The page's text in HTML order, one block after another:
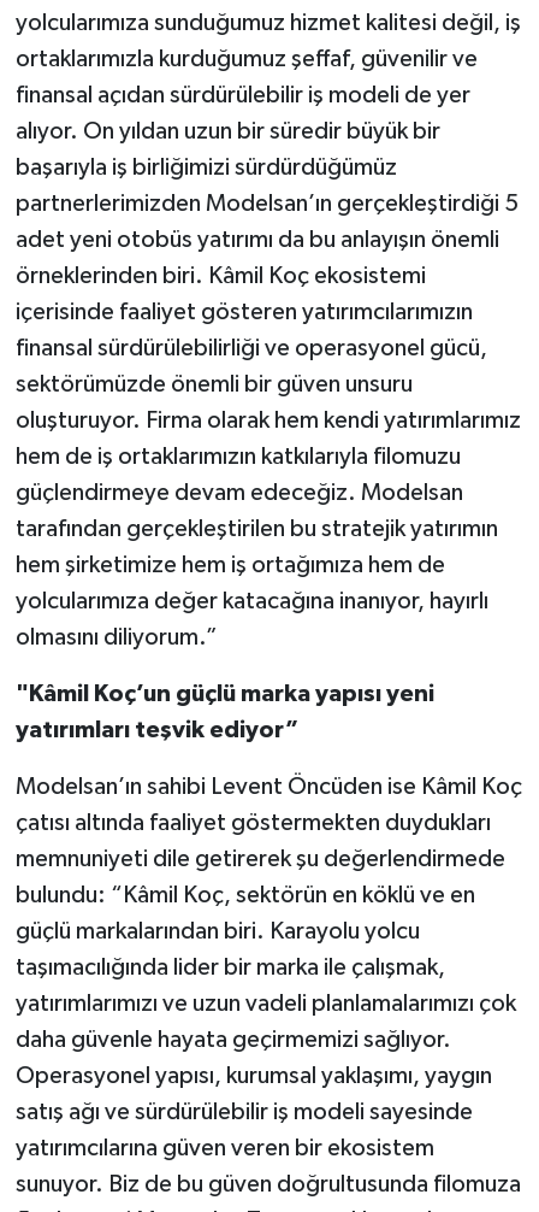
yolcularımıza sunduğumuz hizmet kalitesi değil, iş
ortaklarımızla kurduğumuz şeffaf, güvenilir ve
finansal açıdan sürdürülebilir iş modeli de yer
alıyor. On yıldan uzun bir süredir büyük bir
başarıyla iş birliğimizi sürdürdüğümüz
partnerlerimizden Modelsan’ın gerçekleştirdiği 5
adet yeni otobüs yatırımı da bu anlayışın önemli
örneklerinden biri. Kâmil Koç ekosistemi
içerisinde faaliyet gösteren yatırımcılarımızın
finansal sürdürülebilirliği ve operasyonel gücü,
sektörümüzde önemli bir güven unsuru
oluşturuyor. Firma olarak hem kendi yatırımlarımız
hem de iş ortaklarımızın katkılarıyla filomuzu
güçlendirmeye devam edeceğiz. Modelsan
tarafından gerçekleştirilen bu stratejik yatırımın
hem şirketimize hem iş ortağımıza hem de
yolcularımıza değer katacağına inanıyor, hayırlı
olmasını diliyorum.”
"Kâmil Koç’un güçlü marka yapısı yeni
yatırımları teşvik ediyor”
Modelsan’ın sahibi Levent Öncüden ise Kâmil Koç
çatısı altında faaliyet göstermekten duydukları
memnuniyeti dile getirerek şu değerlendirmede
bulundu: “Kâmil Koç, sektörün en köklü ve en
güçlü markalarından biri. Karayolu yolcu
taşımacılığında lider bir marka ile çalışmak,
yatırımlarımızı ve uzun vadeli planlamalarımızı çok
daha güvenle hayata geçirmemizi sağlıyor.
Operasyonel yapısı, kurumsal yaklaşımı, yaygın
satış ağı ve sürdürülebilir iş modeli sayesinde
yatırımcılarına güven veren bir ekosistem
sunuyor. Biz de bu güven doğrultusunda filomuza